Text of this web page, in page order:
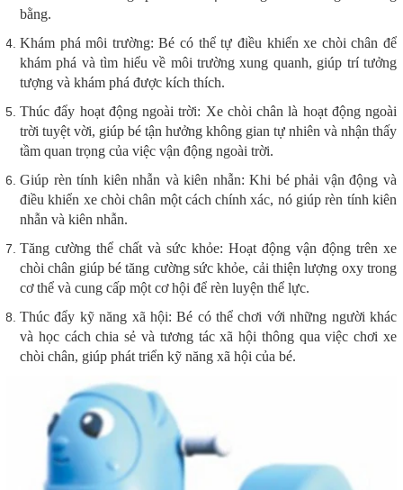
bằng.
Khám phá môi trường: Bé có thể tự điều khiển xe chòi chân để
khám phá và tìm hiểu về môi trường xung quanh, giúp trí tưởng
tượng và khám phá được kích thích.
Thúc đẩy hoạt động ngoài trời: Xe chòi chân là hoạt động ngoài
trời tuyệt vời, giúp bé tận hưởng không gian tự nhiên và nhận thấy
tầm quan trọng của việc vận động ngoài trời.
Giúp rèn tính kiên nhẫn và kiên nhẫn: Khi bé phải vận động và
điều khiển xe chòi chân một cách chính xác, nó giúp rèn tính kiên
nhẫn và kiên nhẫn.
Tăng cường thể chất và sức khỏe: Hoạt động vận động trên xe
chòi chân giúp bé tăng cường sức khỏe, cải thiện lượng oxy trong
cơ thể và cung cấp một cơ hội để rèn luyện thể lực.
Thúc đẩy kỹ năng xã hội: Bé có thể chơi với những người khác
và học cách chia sẻ và tương tác xã hội thông qua việc chơi xe
chòi chân, giúp phát triển kỹ năng xã hội của bé.